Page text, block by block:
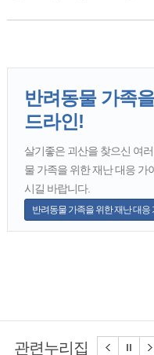
반려동물 가족
드라인!
살기좋은 괴산을 찾으신 여
물 가족을 위한 재난 대응 가
시길 바랍니다.
반려동물 가족을 위한 재난 대
관련누리집